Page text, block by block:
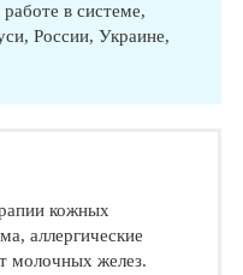
в системе,
России, Украине,
кожных
аллергические
молочных желез.